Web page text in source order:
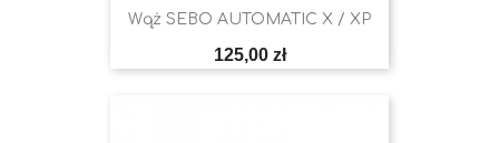
Wąż SEBO AUTOMATIC X / XP
Cena
125,00 zł